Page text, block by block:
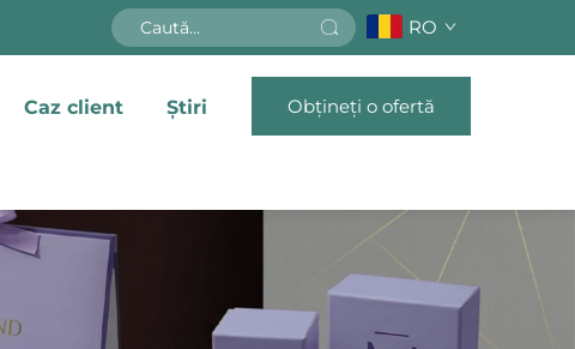
RO
Caz client Știri Obțineți o ofertă